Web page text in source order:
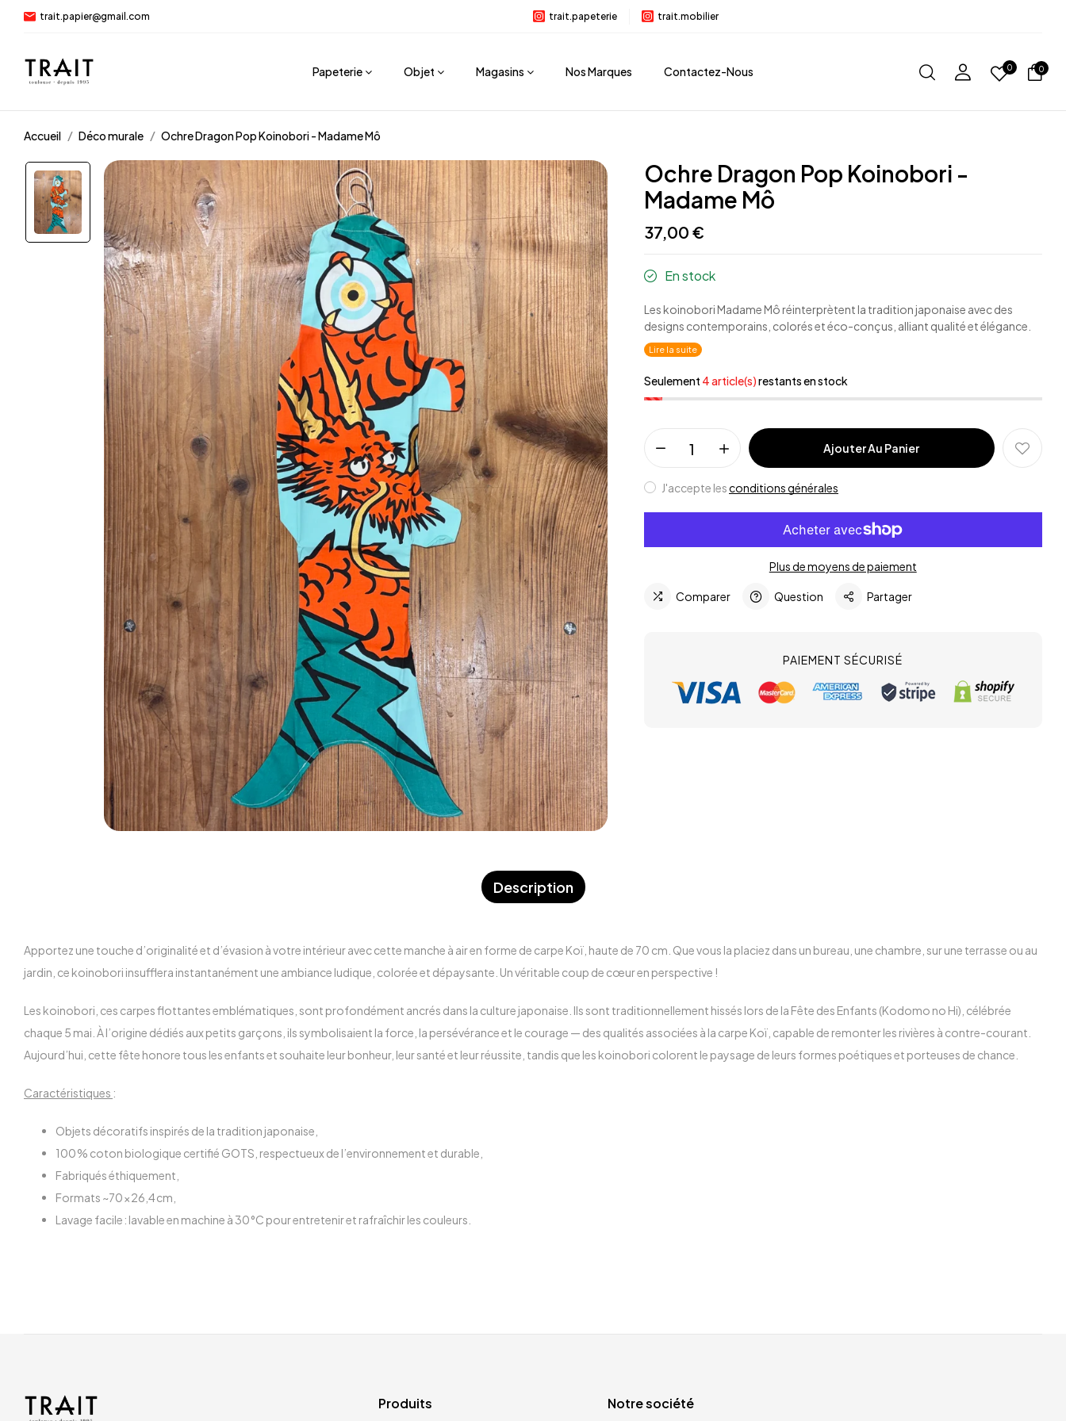
trait.papier@gmail.com trait.papeterie trait.mobilier
Papeterie Objet Magasins Nos Marques Contactez-Nous 0 0
Accueil Déco murale Ochre Dragon Pop Koinobori - Madame Mô
Ochre Dragon Pop Koinobori -
Madame Mô
37,00 €
En stock
Les koinobori Madame Mô réinterprètent la tradition japonaise avec des
designs contemporains, colorés et éco-conçus, alliant qualité et élégance.
Lire la suite
Seulement 4 article(s)restants en stock
Ajouter Au Panier
J'accepte lesconditions générales
Plus de moyens de paiement
Comparer Question Partager
PAIEMENT SÉCURISÉ
Description
Apportez une touche d’originalité et d’évasion à votre intérieur avec cette manche à air en forme de carpe Koï, haute de 70 cm. Que vous la placiez dans un bureau, une chambre, sur une terrasse ou au
jardin, ce koinobori insufflera instantanément une ambiance ludique, colorée et dépaysante. Un véritable coup de cœur en perspective !
Les koinobori, ces carpes flottantes emblématiques, sont profondément ancrés dans la culture japonaise. Ils sont traditionnellement hissés lors de la Fête des Enfants (Kodomo no Hi), célébrée
chaque 5 mai. À l’origine dédiés aux petits garçons, ils symbolisaient la force, la persévérance et le courage — des qualités associées à la carpe Koï, capable de remonter les rivières à contre-courant.
Aujourd’hui, cette fête honore tous les enfants et souhaite leur bonheur, leur santé et leur réussite, tandis que les koinobori colorent le paysage de leurs formes poétiques et porteuses de chance.
Caractéristiques :
Objets décoratifs inspirés de la tradition japonaise,
100 % coton biologique certifié GOTS, respectueux de l’environnement et durable,
Fabriqués éthiquement,
Formats ~70 × 26,4 cm,
Lavage facile : lavable en machine à 30 °C pour entretenir et rafraîchir les couleurs.
Produits Notre société